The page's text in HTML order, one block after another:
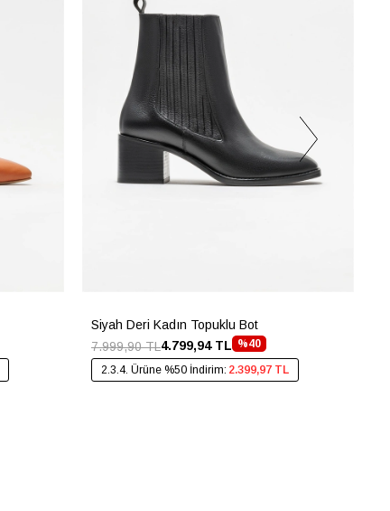
Siyah Deri Kadın Topuklu Bot
%40
4.799,94 TL
7.999,90 TL
2.3.4. Ürüne %50 İndirim: 2.399,97 TL